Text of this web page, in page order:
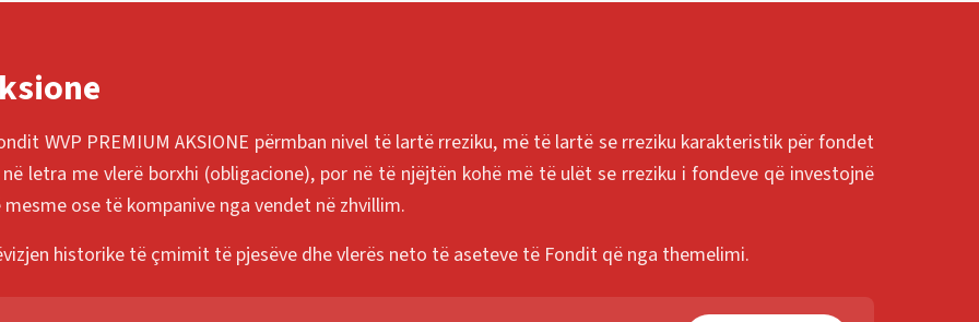
WVP PREMIUM AKSIONE përmban nivel të lartë rreziku, më të lartë se rreziku karakteristik për fondet
letra me vlerë borxhi (obligacione), por në të njëjtën kohë më të ulët se rreziku i fondeve që investojnë
ose të kompanive nga vendet në zhvillim.
historike të çmimit të pjesëve dhe vlerës neto të aseteve të Fondit që nga themelimi.